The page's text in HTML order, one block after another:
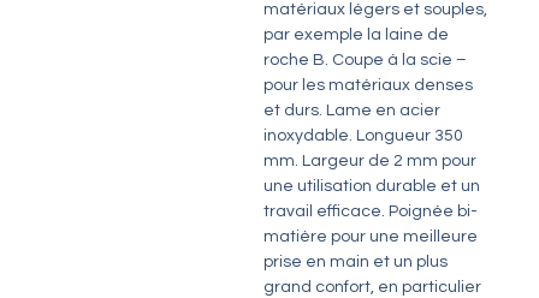
matériaux légers et souples,
par exemple la laine de
roche B. Coupe à la scie –
pour les matériaux denses
et durs. Lame en acier
inoxydable. Longueur 350
mm. Largeur de 2 mm pour
une utilisation durable et un
travail efficace. Poignée bi-
matière pour une meilleure
prise en main et un plus
grand confort, en particulier